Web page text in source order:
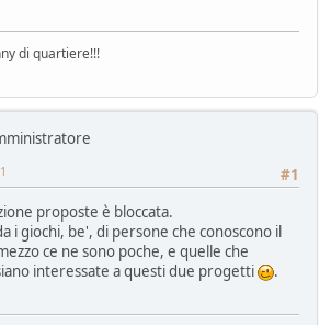
di quartiere!!!
#1
proposte è bloccata.
i giochi, be', di persone che conoscono il
ce ne sono poche, e quelle che
interessate a questi due progetti
.